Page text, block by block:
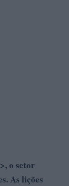
o setor
As lições